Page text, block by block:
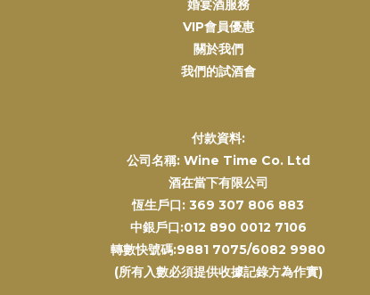
婚宴酒服務
VIP會員優惠
關於我們
我們的試酒會
付款資料:
公司名稱: Wine Time Co. Ltd
酒在當下有限公司
恆生戶口: 369 307 806 883
中銀戶口:012 890 0012 7106
轉數快號碼:9881 7075/6082 9980
(所有入數必須提供收據記錄方為作實)